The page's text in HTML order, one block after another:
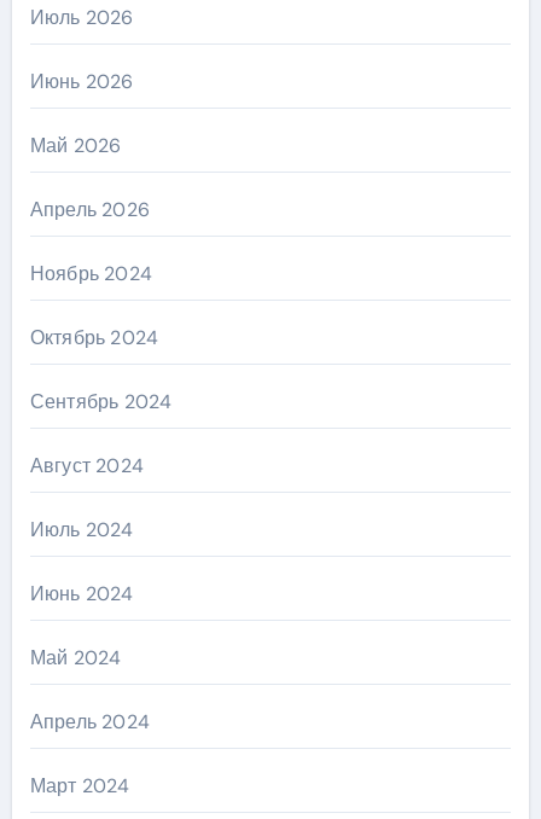
Июль 2026
Июнь 2026
Май 2026
Апрель 2026
Ноябрь 2024
Октябрь 2024
Сентябрь 2024
Август 2024
Июль 2024
Июнь 2024
Май 2024
Апрель 2024
Март 2024